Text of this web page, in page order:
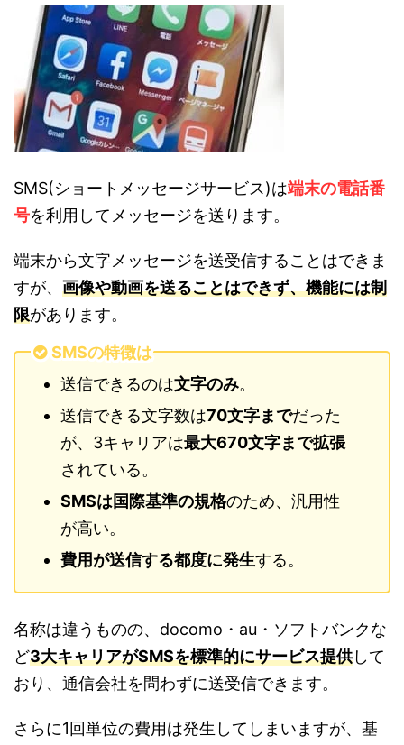
SMS(ショートメッセージサービス)は端末の電話番
号を利用してメッセージを送ります。
端末から文字メッセージを送受信することはできま
すが、 画像や動画を送ることはできず、機能には制
限があります。
SMSの特徴は
送信できるのは文字のみ。
送信できる文字数は70文字までだった
が、3キャリアは最大670文字まで拡張
されている。
SMSは国際基準の規格のため、汎用性
が高い。
費用が送信する都度に発生する。
名称は違うものの、docomo・au・ソフトバンクな
ど3大キャリアがSMSを標準的にサービス提供して
おり、通信会社を問わずに送受信できます。
さらに1回単位の費用は発生してしまいますが、基